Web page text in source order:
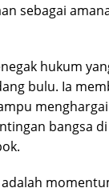
sebagai
hukum
bulu. Ia
bangsa